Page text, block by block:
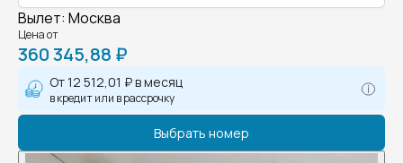
Вылет: Москва
Цена от
360 345,88 ₽
От12 512,01 ₽в месяц
в кредит или в рассрочку
Выбрать номер